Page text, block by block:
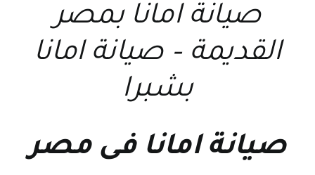
صيانة امانا بمصر
القديمة – صيانة امانا
بشبرا
صيانة امانا فى مصر